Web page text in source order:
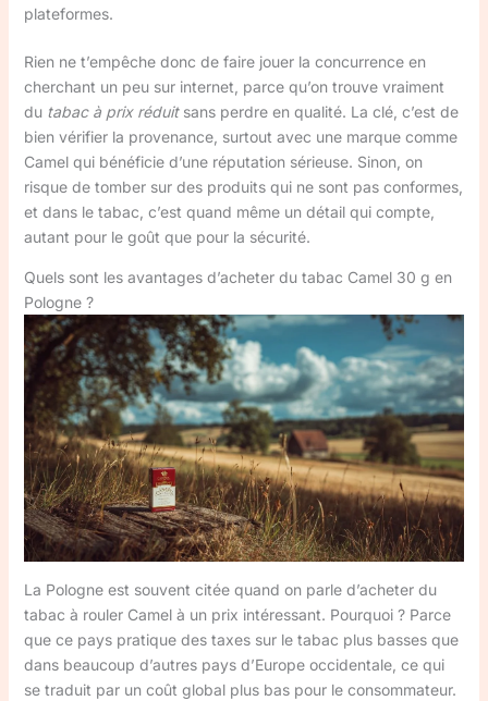
plateformes.
Rien ne t’empêche donc de faire jouer la concurrence en
cherchant un peu sur internet, parce qu’on trouve vraiment
du tabac à prix réduitsans perdre en qualité. La clé, c’est de
bien vérifier la provenance, surtout avec une marque comme
Camel qui bénéficie d’une réputation sérieuse. Sinon, on
risque de tomber sur des produits qui ne sont pas conformes,
et dans le tabac, c’est quand même un détail qui compte,
autant pour le goût que pour la sécurité.
Quels sont les avantages d’acheter du tabac Camel 30 g en
Pologne ?
La Pologne est souvent citée quand on parle d’acheter du
tabac à rouler Camel à un prix intéressant. Pourquoi ? Parce
que ce pays pratique des taxes sur le tabac plus basses que
dans beaucoup d’autres pays d’Europe occidentale, ce qui
se traduit par un coût global plus bas pour le consommateur.